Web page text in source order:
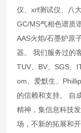
仪、xrf测试仪、八
GC/MS气相色谱质
AAS火焰/石墨炉原
器。 我们服务过的
TUV、BV、SGS、
om、爱默生、
的信赖和支持。 自
精神，集信息科技
场，不新的拓展和